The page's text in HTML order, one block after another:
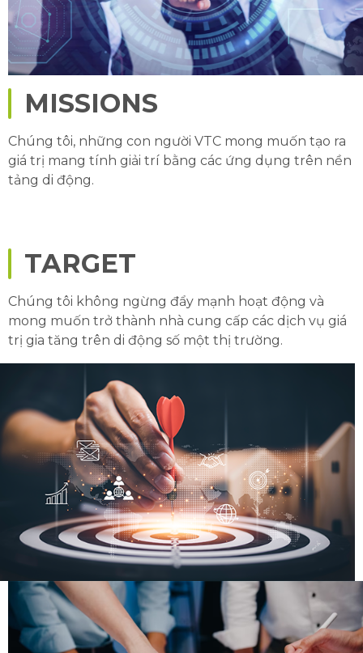
MISSIONS
Chúng tôi, những con người VTC mong muốn tạo ra
giá trị mang tính giải trí bằng các ứng dụng trên nền
tảng di động.
TARGET
Chúng tôi không ngừng đẩy mạnh hoạt động và
mong muốn trở thành nhà cung cấp các dịch vụ giá
trị gia tăng trên di động số một thị trường.